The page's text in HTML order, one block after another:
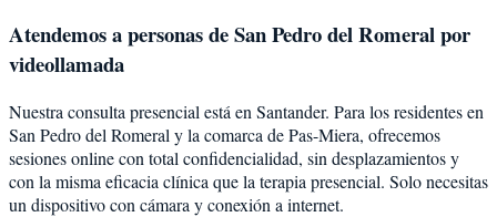
Atendemos a personas deSan Pedro del Romeralpor
videollamada
Nuestra consulta presencial está en Santander. Para los residentes en
San Pedro del Romeral y la comarca dePas-Miera, ofrecemos
sesiones online con total confidencialidad, sin desplazamientos y
con la misma eficacia clínica que la terapia presencial. Solo necesitas
un dispositivo con cámara y conexión a internet.